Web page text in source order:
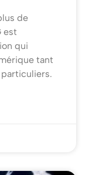
de
est
qui
tant